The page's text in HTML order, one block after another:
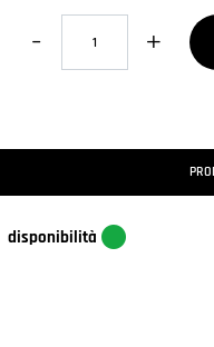
Quantità
disponibilità